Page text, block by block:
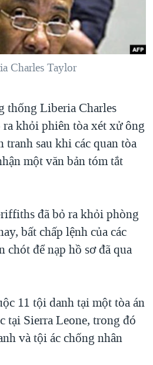
TẠI DẢI GAZA
ĐƯỜNG
HẠ 'BÊN THẮNG CUỘC'
VÀ NAY
Ở VIỆT NAM
PHỦ VIỆT NAM
SÓNG TRỘM HẢI SÂM
VỌNG TỪ NÔNG THÔN MỸ
Charles Taylor
thống Liberia Charles
khỏi phiên tòa xét xử ông
sau khi các quan tòa
một văn bản tóm tắt
đã bỏ ra khỏi phòng
bất chấp lệnh của các
chót để nạp hồ sơ đã qua
11 tội danh tại một tòa án
tại Sierra Leone, trong đó
và tội ác chống nhân